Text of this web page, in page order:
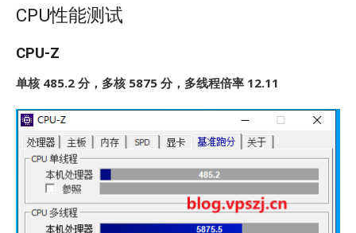
CPU性能测试
CPU-Z
单核 485.2 分，多核 5875 分，多线程倍率 12.11